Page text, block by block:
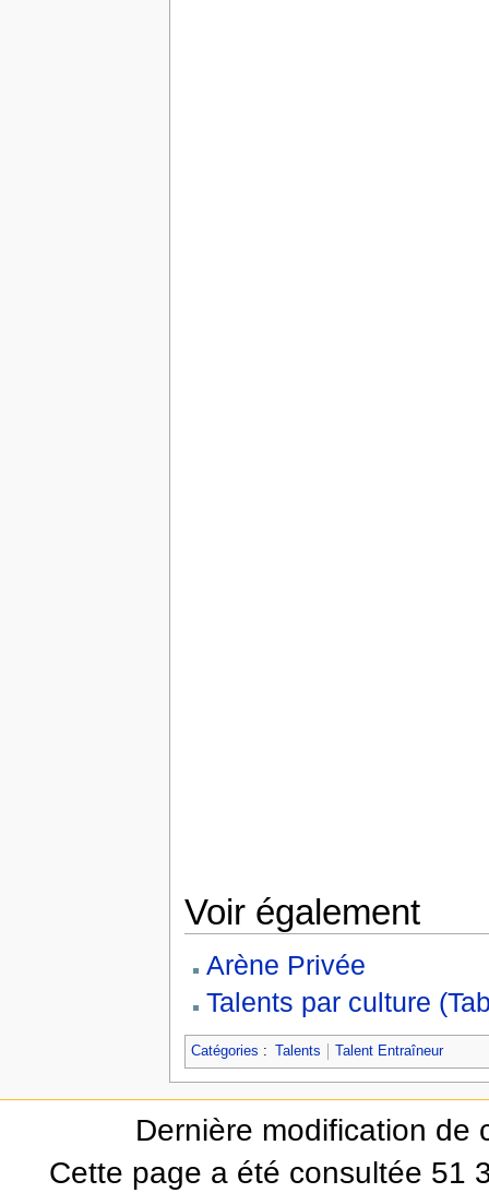
Voir également
Arène Privée
Talents par culture
Catégories : Talents Talent Entraîneur
Dernière modification de
Cette page a été consultée 51